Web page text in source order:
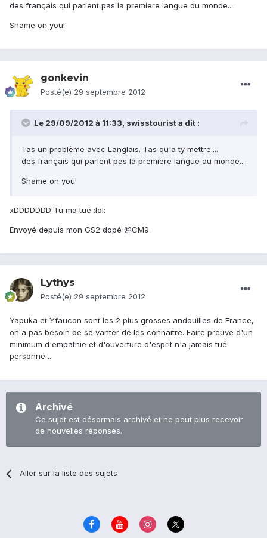
des français qui parlent pas la premiere langue du monde....
Shame on you!
gonkevin
Posté(e) 29 septembre 2012
Le 29/09/2012 à 11:33, swisstourist a dit :
Tas un problème avec Langlais. Tas qu'a ty mettre....
des français qui parlent pas la premiere langue du monde....
Shame on you!
xDDDDDDD Tu ma tué :lol:
Envoyé depuis mon GS2 dopé @CM9
Lythys
Posté(e) 29 septembre 2012
Yapuka et Yfaucon sont les 2 plus grosses andouilles de France,
on a pas besoin de se vanter de les connaitre. Faire preuve d'un
minimum d'empathie et d'ouverture d'esprit n'a jamais tué
personne ...
Archivé
Ce sujet est désormais archivé et ne peut plus recevoir
de nouvelles réponses.
Aller sur la liste des sujets